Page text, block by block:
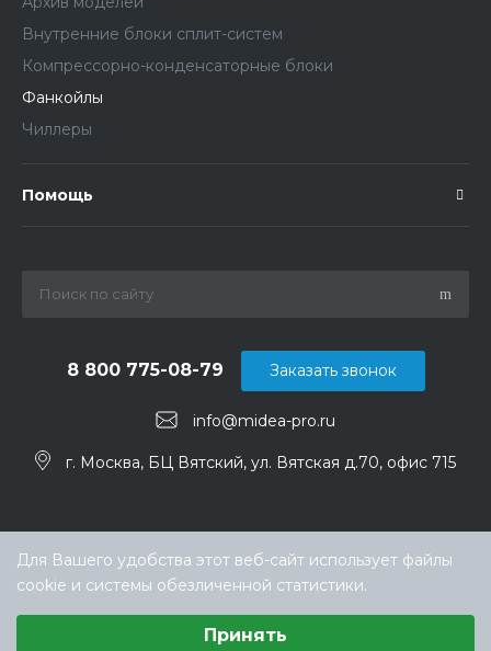
Внутренние блоки сплит-систем
Компрессорно-конденсаторные блоки
Фанкойлы
Чиллеры
Помощь
info@midea-pro.ru
8 800 775-08-79
г. Москва, БЦ Вятский, ул. Вятская д.70, офис 715
Заказать звонок
Для Вашего удобства этот веб-сайт использует файлы
cookie и системы обезличенной статистики.
Принять